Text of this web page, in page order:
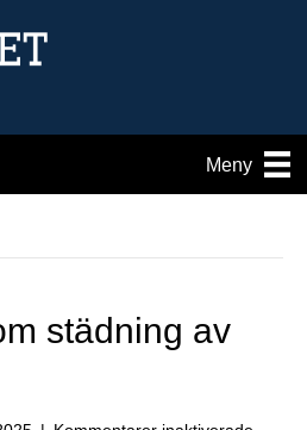
Meny
städning av